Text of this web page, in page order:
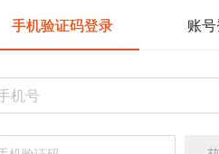
。对外经济贸易大学保险法研
的《保险法》中一条规定；
了大量的具体管理办法。显
为无效，只能对违规者进行
运用法律后果的不确定。于海
司投资法(法律)或保险公司投
手机验证码登录 账